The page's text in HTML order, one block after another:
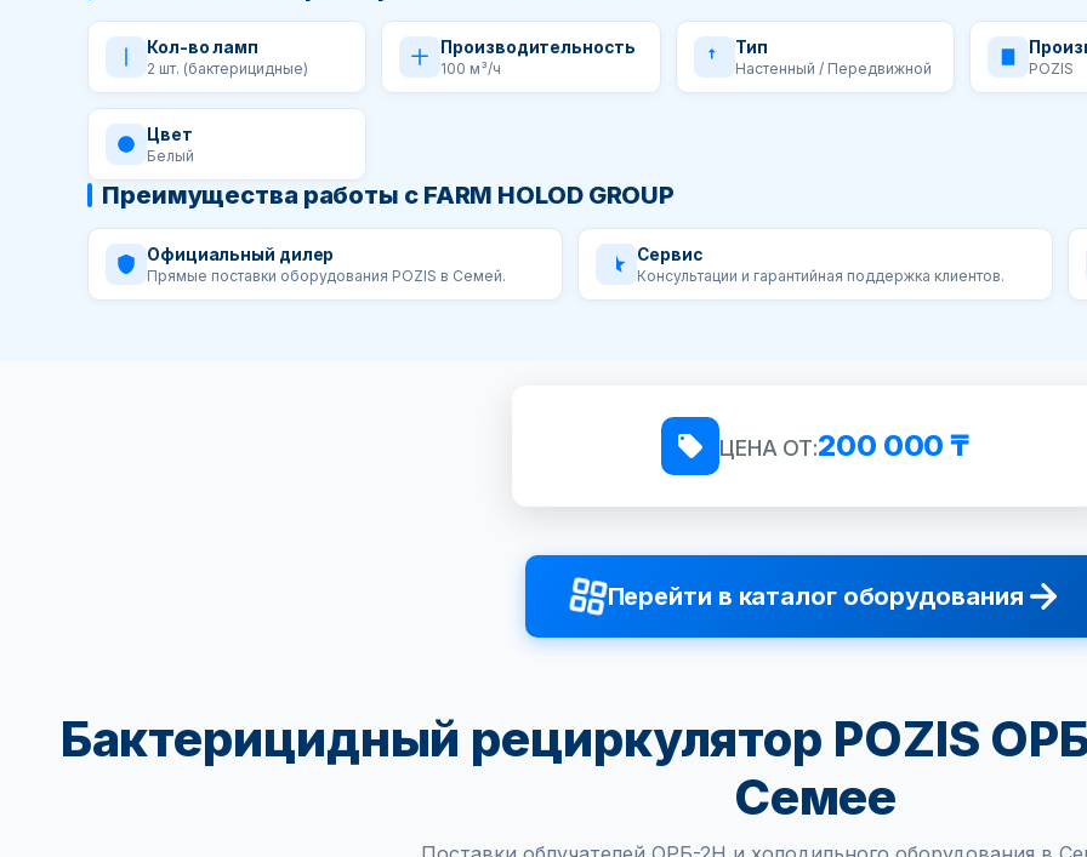
Кол-во ламп
2 шт. (бактерицидные)
Производительность
100 м³/ч
Тип
Настенный / Передвижной POZIS
Цвет
Белый
Преимущества работы с FARM HOLOD GROUP
Официальный дилер
Прямые поставки оборудования POZIS в Семей.
Сервис
Консультации и гарантийная поддержка клиентов.
ЦЕНА ОТ:200 000 ₸
Перейти в каталог оборудования
Бактерицидный рециркулятор POZIS
Семее